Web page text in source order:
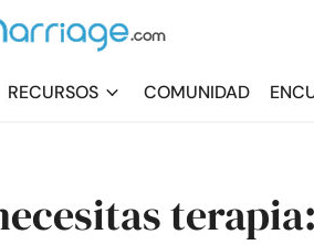
RECURSOS COMUNIDAD